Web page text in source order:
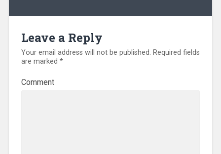
Leave a Reply
Your email address will not be published. Required fields
are marked *
Comment